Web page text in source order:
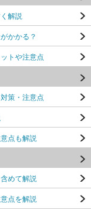
解説
かかる？
トや注意点
策・注意点
点も解説
めて解説
点を解説